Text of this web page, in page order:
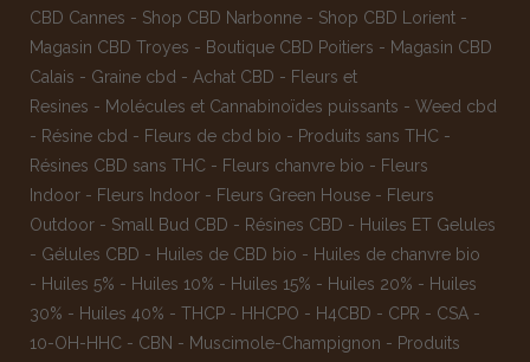
CBD Cannes - Shop CBD Narbonne - Shop CBD Lorient -
Magasin CBD Troyes - Boutique CBD Poitiers - Magasin CBD
Calais - Graine cbd - Achat CBD - Fleurs et
Resines - Molécules et Cannabinoïdes puissants - Weed cbd
- Résine cbd - Fleurs de cbd bio - Produits sans THC -
Résines CBD sans THC - Fleurs chanvre bio - Fleurs
Indoor - Fleurs Indoor - Fleurs Green House - Fleurs
Outdoor - Small Bud CBD - Résines CBD - Huiles ET Gelules
- Gélules CBD - Huiles de CBD bio - Huiles de chanvre bio
- Huiles 5% - Huiles 10% - Huiles 15% - Huiles 20% - Huiles
30% - Huiles 40% - THCP - HHCPO - H4CBD - CPR - CSA -
10-OH-HHC - CBN - Muscimole-Champignon - Produits